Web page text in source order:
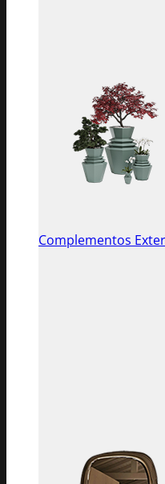
Complementos